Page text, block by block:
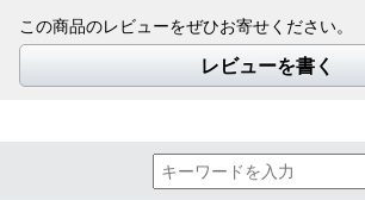
この商品のレビューをぜひお寄せください。
レビューを書く